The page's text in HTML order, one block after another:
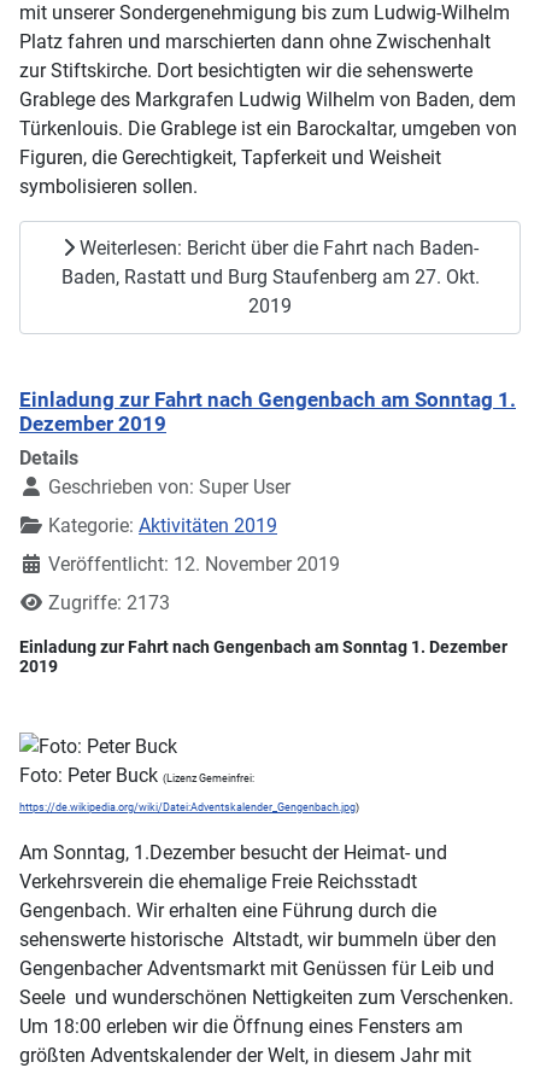
mit unserer Sondergenehmigung bis zum Ludwig-Wilhelm
Platz fahren und marschierten dann ohne Zwischenhalt
zur Stiftskirche. Dort besichtigten wir die sehenswerte
Grablege des Markgrafen Ludwig Wilhelm von Baden, dem
Türkenlouis. Die Grablege ist ein Barockaltar, umgeben von
Figuren, die Gerechtigkeit, Tapferkeit und Weisheit
symbolisieren sollen.
Weiterlesen: Bericht über die Fahrt nach Baden-
Baden, Rastatt und Burg Staufenberg am 27. Okt.
2019
Einladung zur Fahrt nach Gengenbach am Sonntag 1.
Dezember 2019
Details
Geschrieben von: Super User
Kategorie: Aktivitäten 2019
Veröffentlicht: 12. November 2019
Zugriffe: 2173
Einladung zur Fahrt nach Gengenbach am Sonntag 1. Dezember
2019
Foto: Peter Buck (Lizenz Gemeinfrei:
https://de.wikipedia.org/wiki/Datei:Adventskalender_Gengenbach.jpg)
Am Sonntag, 1.Dezember besucht der Heimat- und
Verkehrsverein die ehemalige Freie Reichsstadt
Gengenbach. Wir erhalten eine Führung durch die
sehenswerte historische Altstadt, wir bummeln über den
Gengenbacher Adventsmarkt mit Genüssen für Leib und
Seele und wunderschönen Nettigkeiten zum Verschenken.
Um 18:00 erleben wir die Öffnung eines Fensters am
größten Adventskalender der Welt, in diesem Jahr mit